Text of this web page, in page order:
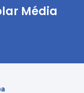
Média